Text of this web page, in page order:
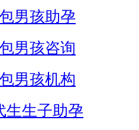
男孩助孕
男孩咨询
男孩机构
生生子助孕